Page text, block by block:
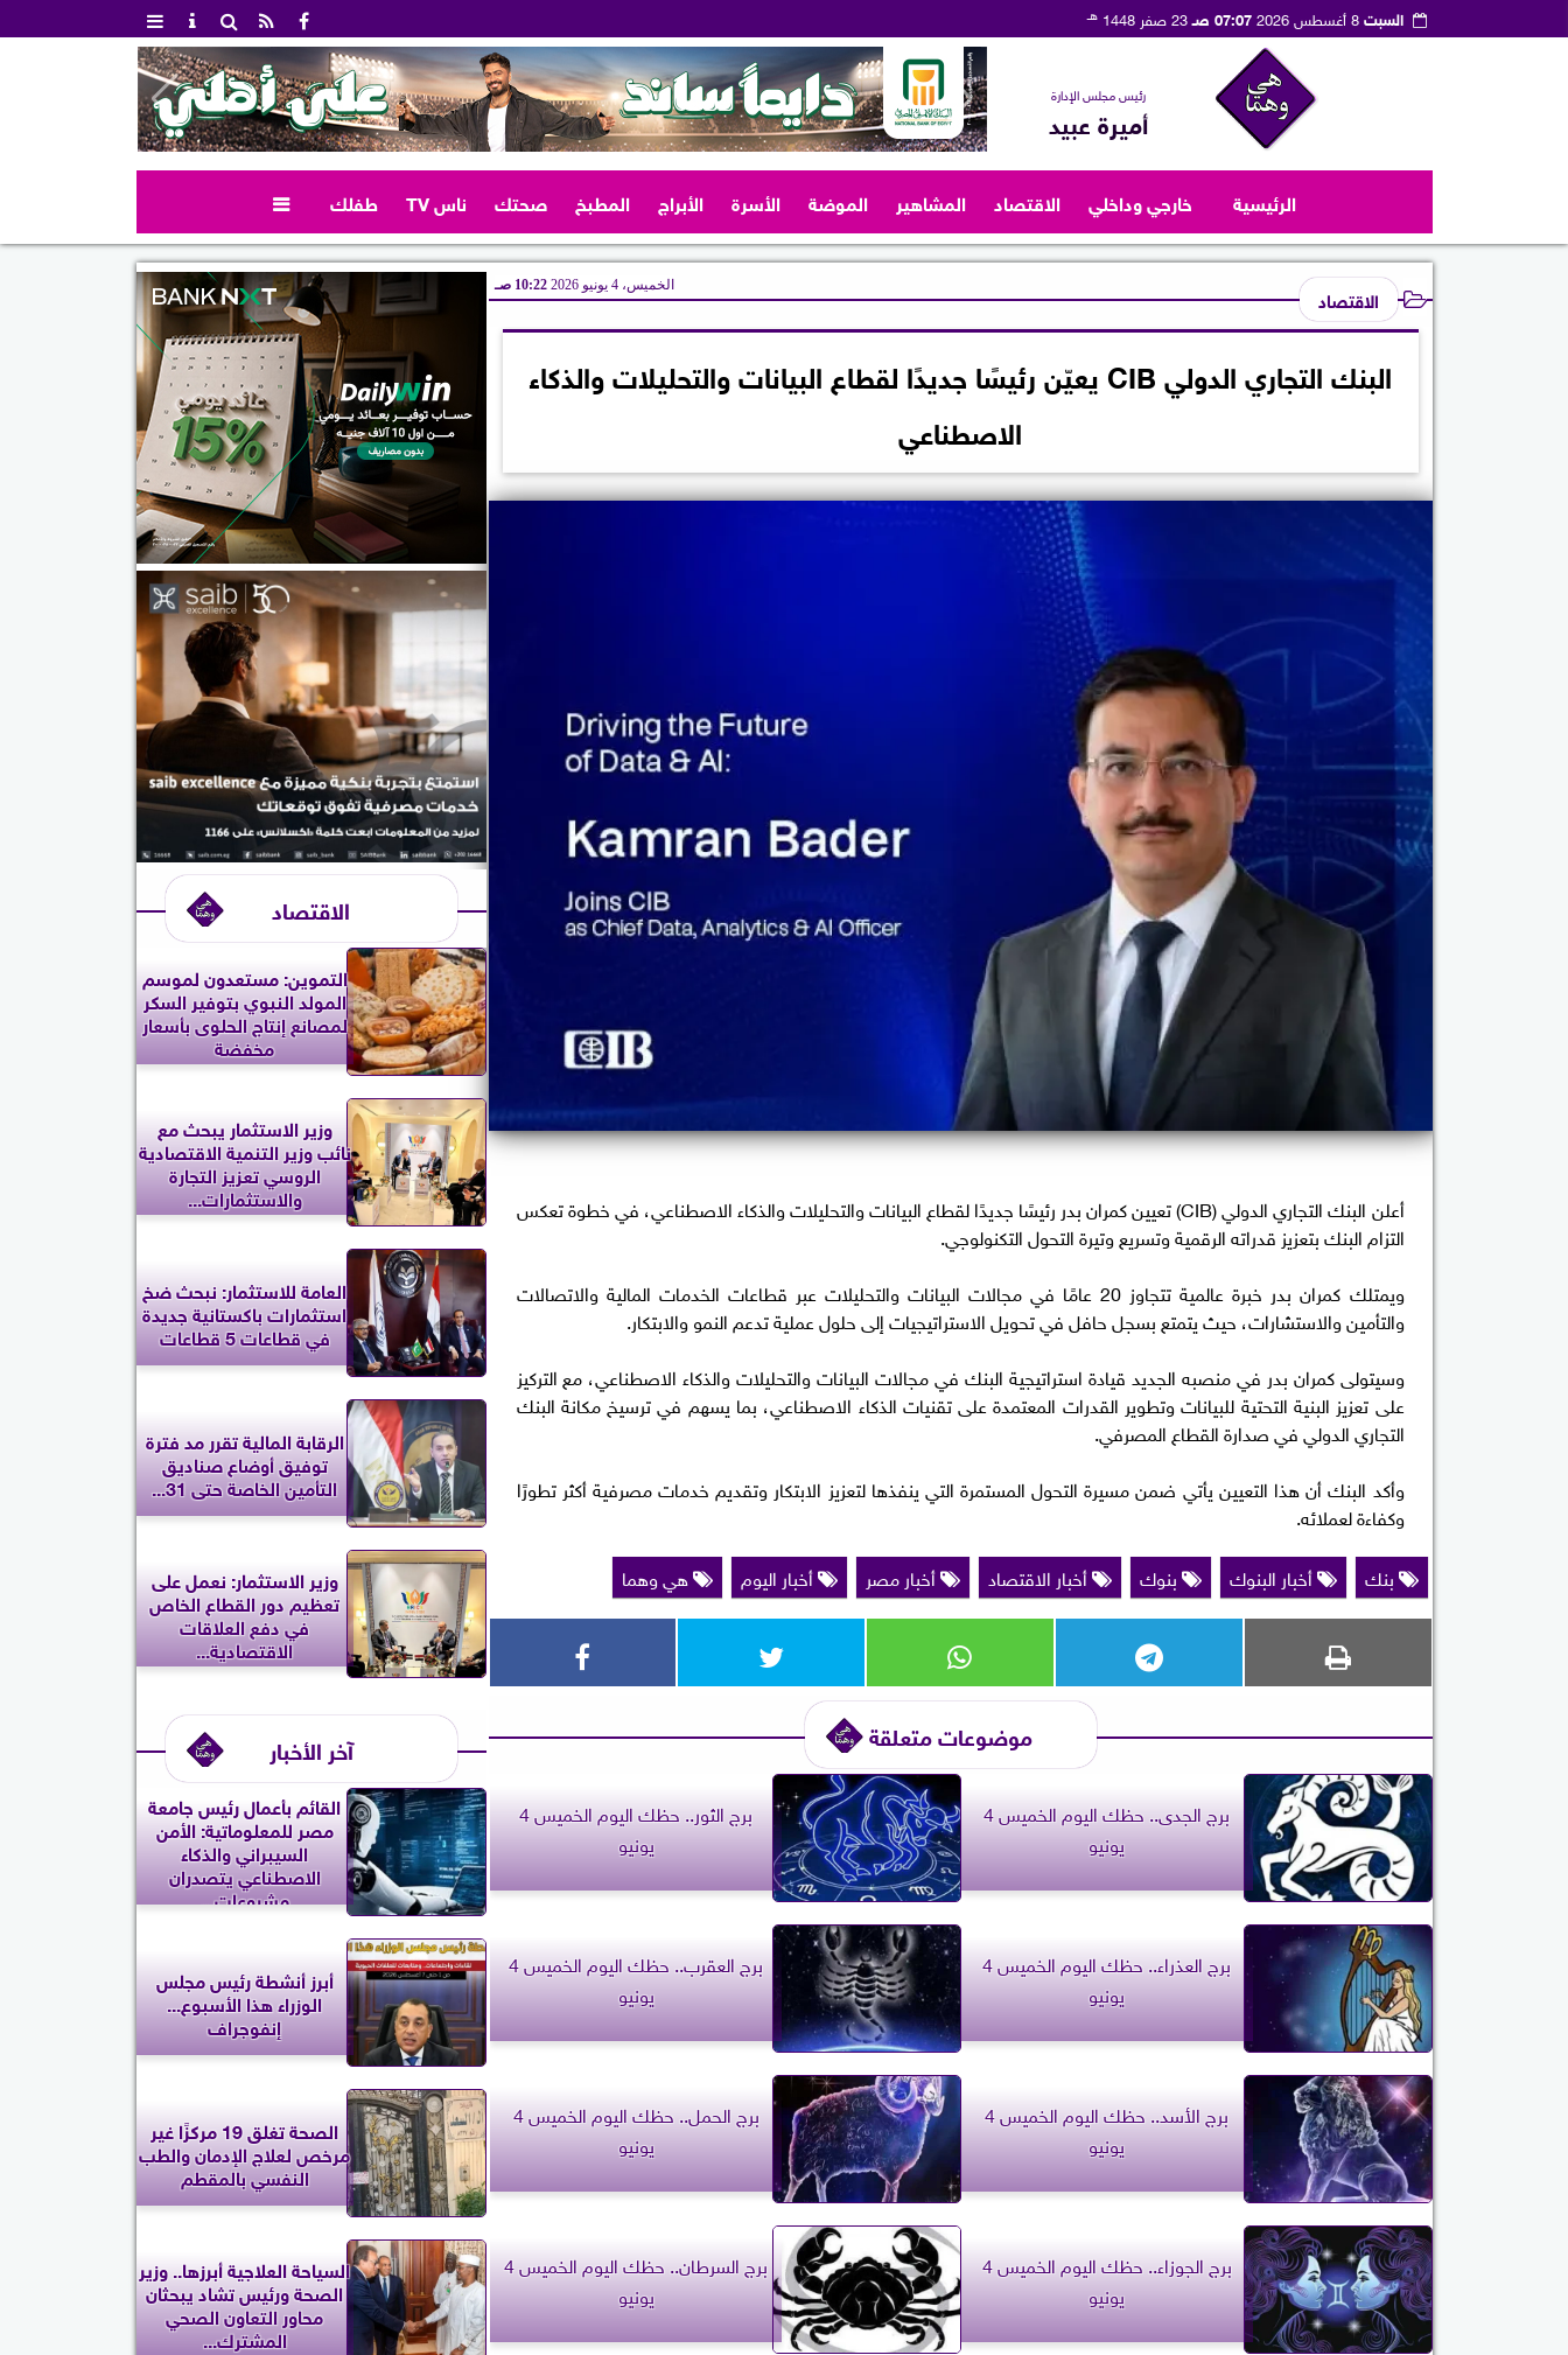
السبت8 أغسطس 2026 07:07 صـ 23 صفر 1448 هـ
رئيس مجلس الإدارة
أميرة عبيد
الرئيسية خارجي وداخلي الاقتصاد المشاهير الموضة الأسرة الأبراج المطبخ صحتك ناس TV طفلك 
الاقتصاد الخميس، 4 يونيو 2026 10:22 صـ
البنك التجاري الدولي CIB يعيّن رئيسًا جديدًا لقطاع البيانات والتحليلات والذكاء
الاصطناعي
أعلن البنك التجاري الدولي (CIB) تعيين كمران بدر رئيسًا جديدًا لقطاع البيانات والتحليلات والذكاء الاصطناعي، في خطوة تعكس
التزام البنك بتعزيز قدراته الرقمية وتسريع وتيرة التحول التكنولوجي.
ويمتلك كمران بدر خبرة عالمية تتجاوز 20 عامًا في مجالات البيانات والتحليلات عبر قطاعات الخدمات المالية والاتصالات
والتأمين والاستشارات، حيث يتمتع بسجل حافل في تحويل الاستراتيجيات إلى حلول عملية تدعم النمو والابتكار.
وسيتولى كمران بدر في منصبه الجديد قيادة استراتيجية البنك في مجالات البيانات والتحليلات والذكاء الاصطناعي، مع التركيز
على تعزيز البنية التحتية للبيانات وتطوير القدرات المعتمدة على تقنيات الذكاء الاصطناعي، بما يسهم في ترسيخ مكانة البنك
التجاري الدولي في صدارة القطاع المصرفي.
وأكد البنك أن هذا التعيين يأتي ضمن مسيرة التحول المستمرة التي ينفذها لتعزيز الابتكار وتقديم خدمات مصرفية أكثر تطورًا
وكفاءة لعملائه.
بنك
أخبار البنوك بنوك أخبار الاقتصاد أخبار مصر أخبار اليوم هي وهما
موضوعات متعلقة
برج الجدى.. حظك اليوم الخميس 4
يونيو
برج الثور.. حظك اليوم الخميس 4
يونيو
برج العذراء.. حظك اليوم الخميس 4
يونيو
برج العقرب.. حظك اليوم الخميس 4
يونيو
برج الأسد.. حظك اليوم الخميس 4
يونيو
برج الحمل.. حظك اليوم الخميس 4
يونيو
برج الجوزاء.. حظك اليوم الخميس 4
يونيو
برج السرطان.. حظك اليوم الخميس 4
يونيو
الاقتصاد
التموين: مستعدون لموسم
المولد النبوي بتوفير السكر
لمصانع إنتاج الحلوى بأسعار
مخفضة
وزير الاستثمار يبحث مع
نائب وزير التنمية الاقتصادية
الروسي تعزيز التجارة
والاستثمارات...
العامة للاستثمار: نبحث ضخ
استثمارات باكستانية جديدة
في قطاعات 5 قطاعات
الرقابة المالية تقرر مد فترة
توفيق أوضاع صناديق
التأمين الخاصة حتى 31...
وزير الاستثمار: نعمل على
تعظيم دور القطاع الخاص
في دفع العلاقات
الاقتصادية...
آخر الأخبار
القائم بأعمال رئيس جامعة
مصر للمعلوماتية: الأمن
السيبراني والذكاء
الاصطناعي يتصدران
مشروعات...
أبرز أنشطة رئيس مجلس
الوزراء هذا الأسبوع...
إنفوجراف
الصحة تغلق 19 مركزًا غير
مرخص لعلاج الإدمان والطب
النفسي بالمقطم
السياحة العلاجية أبرزها.. وزير
الصحة ورئيس تشاد يبحثان
محاور التعاون الصحي
المشترك...